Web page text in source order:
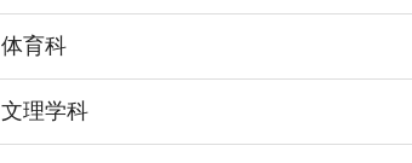
体育科
文理学科